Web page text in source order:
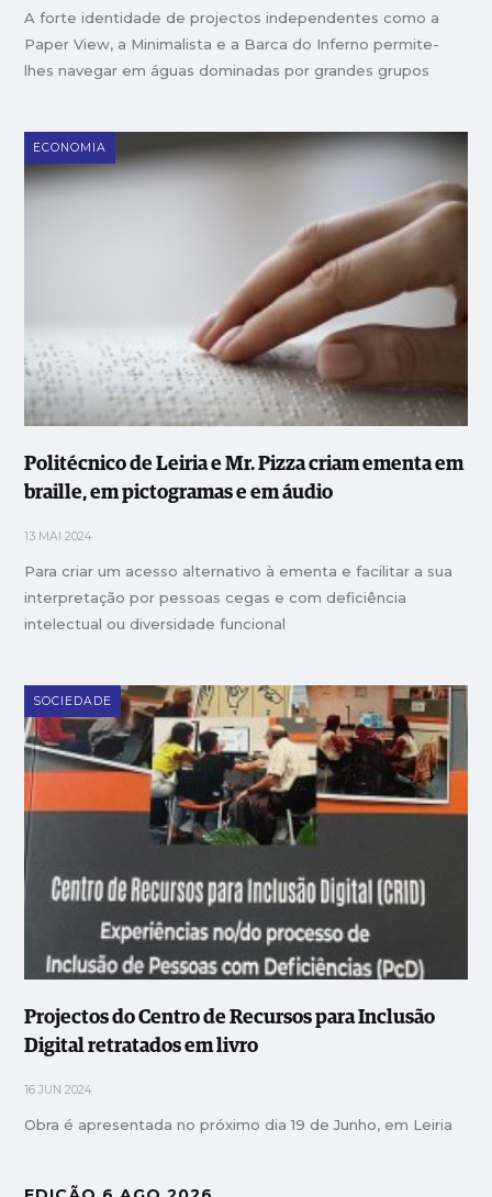
A forte identidade de projectos independentes como a
Paper View, a Minimalista e a Barca do Inferno permite-
lhes navegar em águas dominadas por grandes grupos
ECONOMIA
Politécnico de Leiria e Mr. Pizza criam ementa em
braille, em pictogramas e em áudio
13 MAI 2024
Para criar um acesso alternativo à ementa e facilitar a sua
interpretação por pessoas cegas e com deficiência
intelectual ou diversidade funcional
SOCIEDADE
Projectos do Centro de Recursos para Inclusão
Digital retratados em livro
16 JUN 2024
Obra é apresentada no próximo dia 19 de Junho, em Leiria